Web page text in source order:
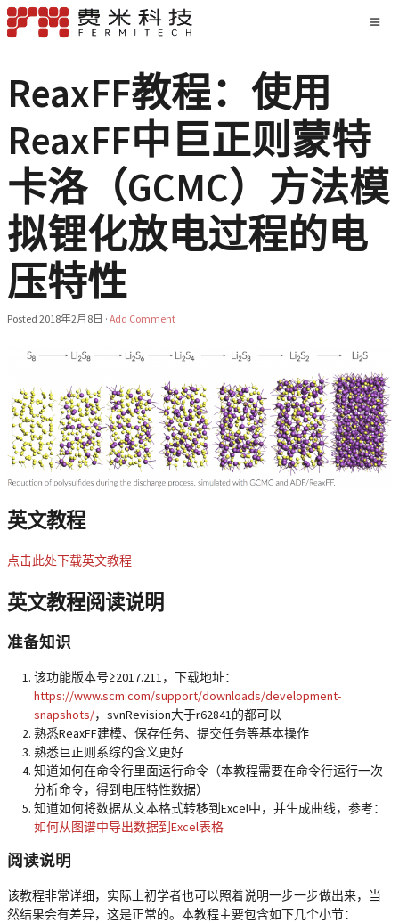
ReaxFF教程：使用
ReaxFF中巨正则蒙特
卡洛（GCMC）方法模
拟锂化放电过程的电
压特性
Posted 2018年2月8日 · Add Comment
英文教程
点击此处下载英文教程
英文教程阅读说明
准备知识
该功能版本号≥2017.211，下载地址：
https://www.scm.com/support/downloads/development-
snapshots/，svnRevision大于r62841的都可以
熟悉ReaxFF建模、保存任务、提交任务等基本操作
熟悉巨正则系综的含义更好
知道如何在命令行里面运行命令（本教程需要在命令行运行一次
分析命令，得到电压特性数据）
知道如何将数据从文本格式转移到Excel中，并生成曲线，参考：
如何从图谱中导出数据到Excel表格
阅读说明
该教程非常详细，实际上初学者也可以照着说明一步一步做出来，当
然结果会有差异，这是正常的。本教程主要包含如下几个小节：